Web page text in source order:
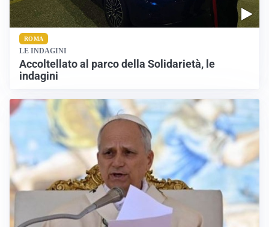
ROMA
LE INDAGINI
Accoltellato al parco della Solidarietà, le
indagini